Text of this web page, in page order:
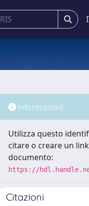
Informazioni
Utilizza questo
citare o creare un
documento:
https://
Citazioni